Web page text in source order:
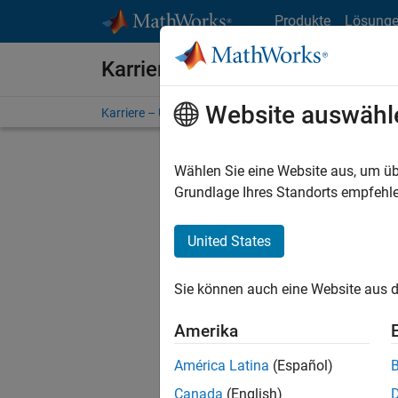
Produkte
Karriere bei MathWorks
Karriere – Übersicht Stellensuche
FILTER:
Stellen
Es
Region
Website
Wählen Sie eine Website aus, um
Grundlage Ihres Standorts
United States
Sie können auch eine Website aus
Amerika
América Latina (Español)
Canada (English)